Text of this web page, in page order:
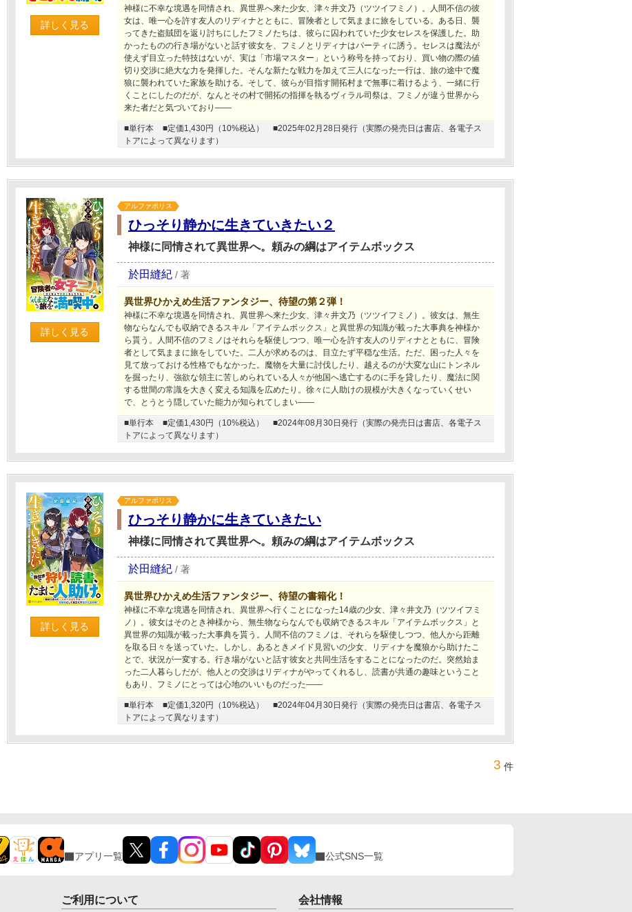
詳しく見る
神様に不幸な境遇を同情され、異世界へ来た少女、津々井文乃（ツツイフミノ）。人間不信の彼
女は、唯一心を許す友人のリディナとともに、冒険者として気ままに旅をしている。ある日、襲
ってきた盗賊団を返り討ちにしたフミノたちは、彼らに囚われていた少女セレスを保護した。助
かったものの行き場がないと話す彼女を、フミノとリディナはパーティに誘う。セレスは魔法が
使えず目立った特技はないが、実は「市場マスター」という称号を持っており、買い物の際の値
切り交渉に絶大な力を発揮した。そんな新たな戦力を加えて三人になった一行は、旅の途中で魔
狼に襲われていた家族を助ける。そして、彼らが目指す開拓村まで無事に着けるよう、一緒に行
くことにしたのだが、なんとその村で開拓の指揮を執るヴィラル司祭は、フミノが違う世界から
来た者だと気づいており――
■単行本 ■定価1,430円（10%税込）
■2025年02月28日発行（実際の発売日は書店、各電子ス
トアによって異なります）
詳しく見る
アルファポリス
ひっそり静かに生きていきたい２
神様に同情されて異世界へ。頼みの綱はアイテムボックス
於田縫紀 / 著
異世界ひかえめ生活ファンタジー、待望の第２弾！
神様に不幸な境遇を同情され、異世界へ来た少女、津々井文乃（ツツイフミノ）。彼女は、無生
物ならなんでも収納できるスキル「アイテムボックス」と異世界の知識が載った大事典を神様か
ら貰う。人間不信のフミノはそれらを駆使しつつ、唯一心を許す友人のリディナとともに、冒険
者として気ままに旅をしていた。二人が求めるのは、目立たず平穏な生活。ただ、困った人々を
見て放っておける性格でもなかった。魔物を大量に討伐したり、越えるのが大変な山にトンネル
を掘ったり、強欲な領主に苦しめられている人々が他国へ逃亡するのに手を貸したり、魔法に関
する世間の常識を大きく変える知識を広めたり。徐々に人助けの規模が大きくなっていくせい
で、とうとう隠していた能力が知られてしまい――
■単行本 ■定価1,430円（10%税込）
■2024年08月30日発行（実際の発売日は書店、各電子ス
トアによって異なります）
詳しく見る
アルファポリス
ひっそり静かに生きていきたい
神様に同情されて異世界へ。頼みの綱はアイテムボックス
於田縫紀 / 著
異世界ひかえめ生活ファンタジー、待望の書籍化！
神様に不幸な境遇を同情され、異世界へ行くことになった14歳の少女、津々井文乃（ツツイフミ
ノ）。彼女はそのとき神様から、無生物ならなんでも収納できるスキル「アイテムボックス」と
異世界の知識が載った大事典を貰う。人間不信のフミノは、それらを駆使しつつ、他人から距離
を取る日々を送っていた。しかし、あるときメイド見習いの少女、リディナを魔狼から助けたこ
とで、状況が一変する。行き場がないと話す彼女と共同生活をすることになったのだ。突然始ま
った二人暮らしだが、他人との交渉はリディナがやってくれるし、読書が共通の趣味ということ
もあり、フミノにとっては心地のいいものだった――
■単行本 ■定価1,320円（10%税込）
■2024年04月30日発行（実際の発売日は書店、各電子ス
トアによって異なります）
3 件
アプリ一覧 公式SNS一覧
ご利用について 会社情報